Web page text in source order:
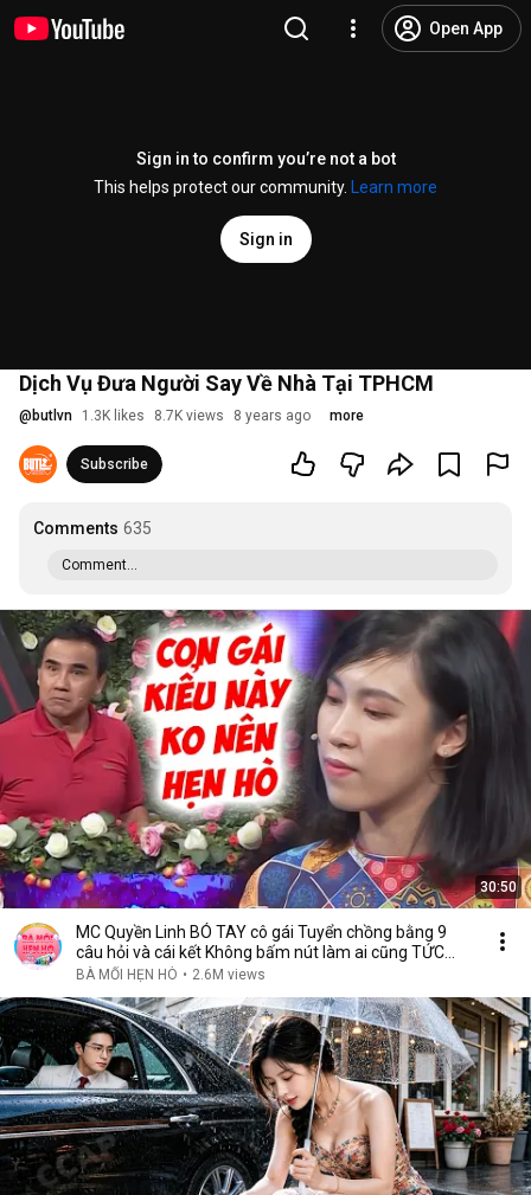
Open App
Sign in to confirm you’re not a bot
This helps protect our community.
Learn more
Sign in
Dịch Vụ Đưa Người Say Về Nhà Tại TPHCM
@ butlvn 1.3K likes 8.7K views 8 years ago more
Subscribe
Comments 635
Comment...
30:50
MC Quyền Linh BÓ TAY cô gái Tuyển chồng bằng 9
câu hỏi và cái kết Không bấm nút làm ai cũng TỨC
GIẬN
BÀ MỐI HẸN HÒ • 2.6M views